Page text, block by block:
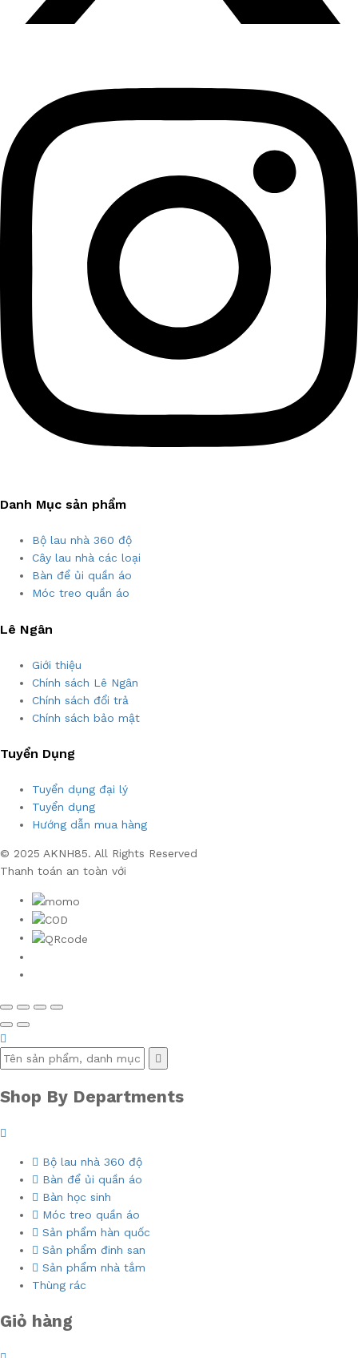
Danh Mục sản phẩm
Bộ lau nhà 360 độ
Cây lau nhà các loại
Bàn để ủi quần áo
Móc treo quần áo
Lê Ngân
Giới thiệu
Chính sách Lê Ngân
Chính sách đổi trả
Chính sách bảo mật
Tuyển Dụng
Tuyển dụng đại lý
Tuyển dụng
Hướng dẫn mua hàng
© 2025 AKNH85. All Rights Reserved
Thanh toán an toàn với
Shop By Departments
Bộ lau nhà 360 độ
Bàn để ủi quần áo
Bàn học sinh
Móc treo quần áo
Sản phẩm hàn quốc
Sản phẩm đinh san
Sản phẩm nhà tắm
Thùng rác
Giỏ hàng